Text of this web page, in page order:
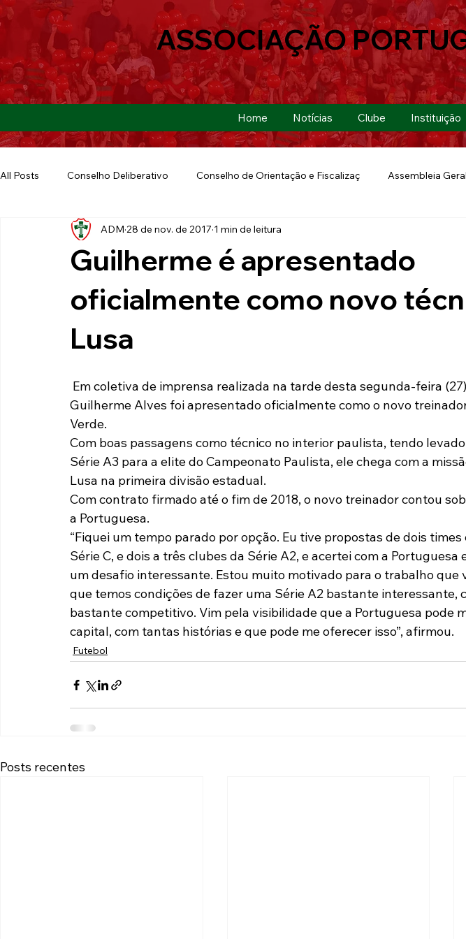
Home Notícias Clube Instituição
ASSOCIAÇÃO
All Posts Conselho Deliberativo Conselho de Orientação e Fiscalizaç Assembleia Geral
Ação Social Futebol Americano Copa São Paulo
Futebol de Base Lusa
Paulista A2 2019 Portuguesas pelo Brasil
Tabelas Recuperação Judicial
Guilherme é apresentado
oficialmente como novo
Lusa
ADM 28 de nov. de 2017 1 min de leitura
Guilherme Alves foi apresentado oficialmente como o novo
Verde.
Com boas passagens como técnico no interior paulista, tendo
Série A3 para a elite do Campeonato Paulista, ele chega com a
Lusa na primeira divisão estadual.
Com contrato firmado até o fim de 2018, o novo treinador contou
a Portuguesa.
“Fiquei um tempo parado por opção. Eu tive propostas de dois times
Série C, e dois a três clubes da Série A2, e acertei com a Portuguesa
um desafio interessante. Estou muito motivado para o trabalho que
que temos condições de fazer uma Série A2 bastante interessante,
bastante competitivo. Vim pela visibilidade que a Portuguesa pode
capital, com tantas histórias e que pode me oferecer isso”, afirmou.
Futebol
Posts recentes